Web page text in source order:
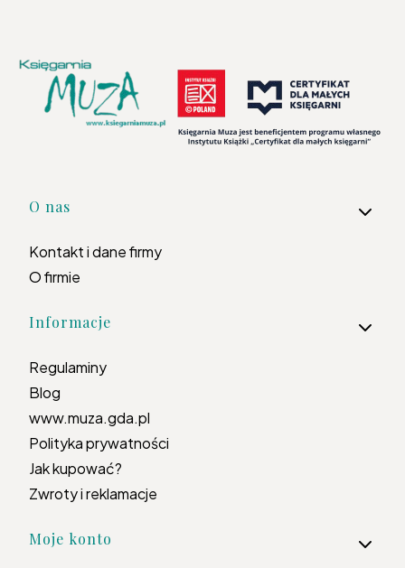
Linki w stopce
O nas
Kontakt i dane firmy
O firmie
Informacje
Regulaminy
Blog
www.muza.gda.pl
Polityka prywatności
Jak kupować?
Zwroty i reklamacje
Moje konto